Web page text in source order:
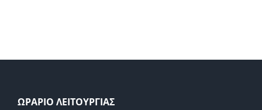
ΩΡΑΡΙΟ ΛΕΙΤΟΥΡΓΙΑΣ